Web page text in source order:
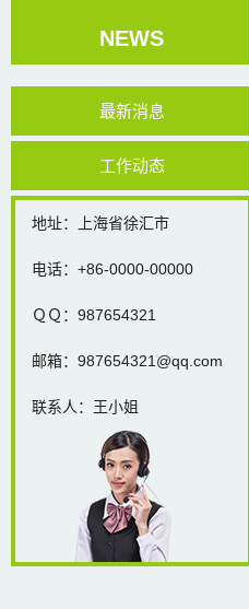
NEWS
最新消息
工作动态
地址：上海省徐汇市
电话：+86-0000-00000
ＱＱ：987654321
邮箱：987654321@qq.com
联系人：王小姐